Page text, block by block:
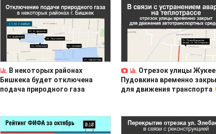
В некоторых районах
Бишкека будет отключена
подача природного газа
Отрезок улицы
Пудовкина временно
для движения транспорта